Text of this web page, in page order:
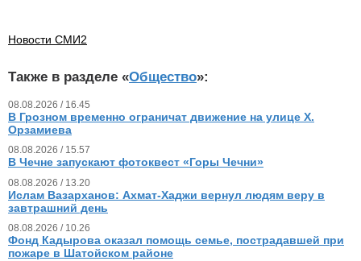
Новости СМИ2
Также в разделе «Общество»:
08.08.2026 / 16.45
В Грозном временно ограничат движение на улице Х.
Орзамиева
08.08.2026 / 15.57
В Чечне запускают фотоквест «Горы Чечни»
08.08.2026 / 13.20
Ислам Вазарханов: Ахмат-Хаджи вернул людям веру в
завтрашний день
08.08.2026 / 10.26
Фонд Кадырова оказал помощь семье, пострадавшей при
пожаре в Шатойском районе